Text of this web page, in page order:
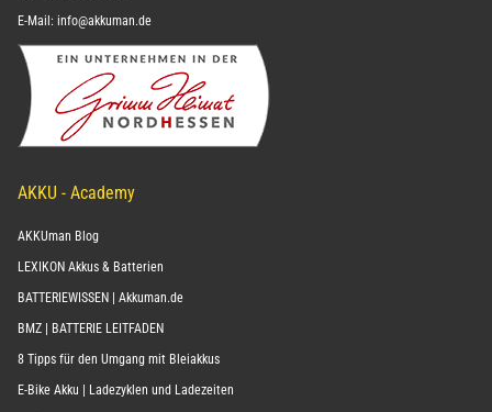
E-Mail: info@akkuman.de
AKKU - Academy
AKKUman Blog
LEXIKON Akkus & Batterien
BATTERIEWISSEN | Akkuman.de
BMZ | BATTERIE LEITFADEN
8 Tipps für den Umgang mit Bleiakkus
E-Bike Akku | Ladezyklen und Ladezeiten